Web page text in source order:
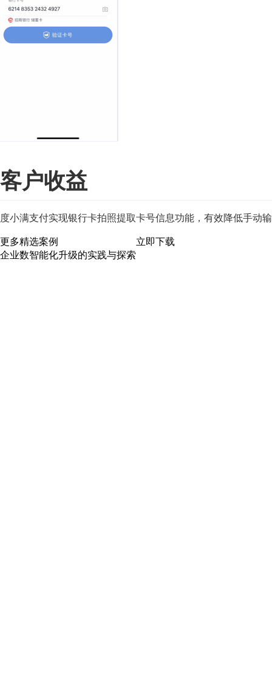
客户收益
度小满支付实现银行卡拍照提取卡号信息功能，有效降低手动
更多精选案例
企业数智能化升级的实践与探索
立即下载